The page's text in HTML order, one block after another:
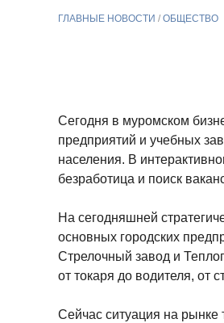
ГЛАВНЫЕ НОВОСТИ / ОБЩЕСТВО
Сегодня в муромском
предприятий и учебных
населения. В
безработица и поиск
На сегодняшней
основных городских
Стрелочный завод и
от токаря до водителя, от
Сейчас ситуация на рынке